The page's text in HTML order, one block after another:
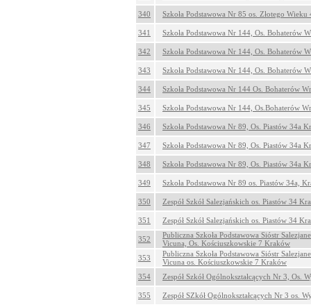
340 Szkoła Podstawowa Nr 85 os. Złotego
341 Szkoła Podstawowa Nr 144, Os. Bohaterów
342 Szkoła Podstawowa Nr 144, Os. Bohaterów
343 Szkoła Podstawowa Nr 144, Os. Bohaterów
344 Szkoła Podstawowa Nr 144 Os. Bohaterów
345 Szkoła Podstawowa Nr 144, Os.Bohaterów
346 Szkoła Podstawowa Nr 89, Os. Piastów 34a
347 Szkoła Podstawowa Nr 89, Os. Piastów 34a
348 Szkoła Podstawowa Nr 89, Os. Piastów 34a
349 Szkoła Podstawowa Nr 89 os. Piastów 34a,
350 Zespół Szkół Salezjańskich os. Piastów 34
351 Zespół Szkół Salezjańskich os. Piastów 34
352
Publiczna Szkoła Podstawowa Sióstr
Vicuna, Os. Kościuszkowskie 7 Kraków
353
Publiczna Szkoła Podstawowa Sióstr
Vicuna os. Kościuszkowskie 7 Kraków
354
Zespół Szkół Ogólnokształcących Nr 3, Os.
355 Zespół SZkół Ogólnokształcących Nr 3 os.